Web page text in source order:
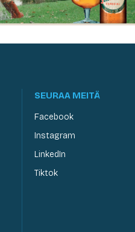
SEURAA MEITÄ
Facebook
Instagram
LinkedIn
Tiktok